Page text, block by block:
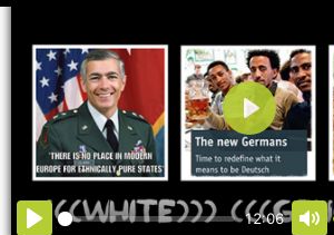
12:06
Abspielen